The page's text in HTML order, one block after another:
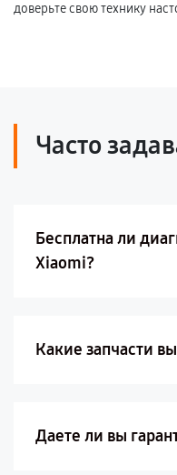
доверьте свою технику
Часто
Бесплатна ли
Xiaomi?
Какие запчасти
Даете ли вы